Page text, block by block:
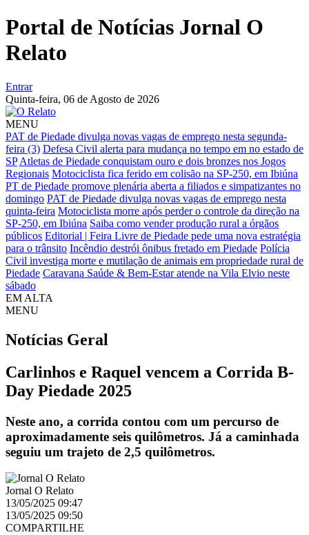
Portal de Notícias Jornal O
Relato
Entrar
Quinta-feira, 06 de Agosto de 2026
MENU
PAT de Piedade divulga novas vagas de emprego nesta segunda-
feira (3) Defesa Civil alerta para mudança no tempo em no estado de
SP Atletas de Piedade conquistam ouro e dois bronzes nos Jogos
Regionais Motociclista fica ferido em colisão na SP-250, em Ibiúna
PT de Piedade promove plenária aberta a filiados e simpatizantes no
domingo PAT de Piedade divulga novas vagas de emprego nesta
quinta-feira Motociclista morre após perder o controle da direção na
SP-250, em Ibiúna Saiba como vender produção rural a órgãos
públicos Editorial | Feira Livre de Piedade pede uma nova estratégia
para o trânsito Incêndio destrói ônibus fretado em Piedade Polícia
Civil investiga morte e mutilação de animais em propriedade rural de
Piedade Caravana Saúde & Bem-Estar atende na Vila Elvio neste
sábado
EM ALTA
MENU
Notícias Geral
Carlinhos e Raquel vencem a Corrida B-
Day Piedade 2025
Neste ano, a corrida contou com um percurso de
aproximadamente seis quilômetros. Já a caminhada
seguiu um trajeto de 2,5 quilômetros.
Jornal O Relato
13/05/2025 09:47
13/05/2025 09:50
COMPARTILHE